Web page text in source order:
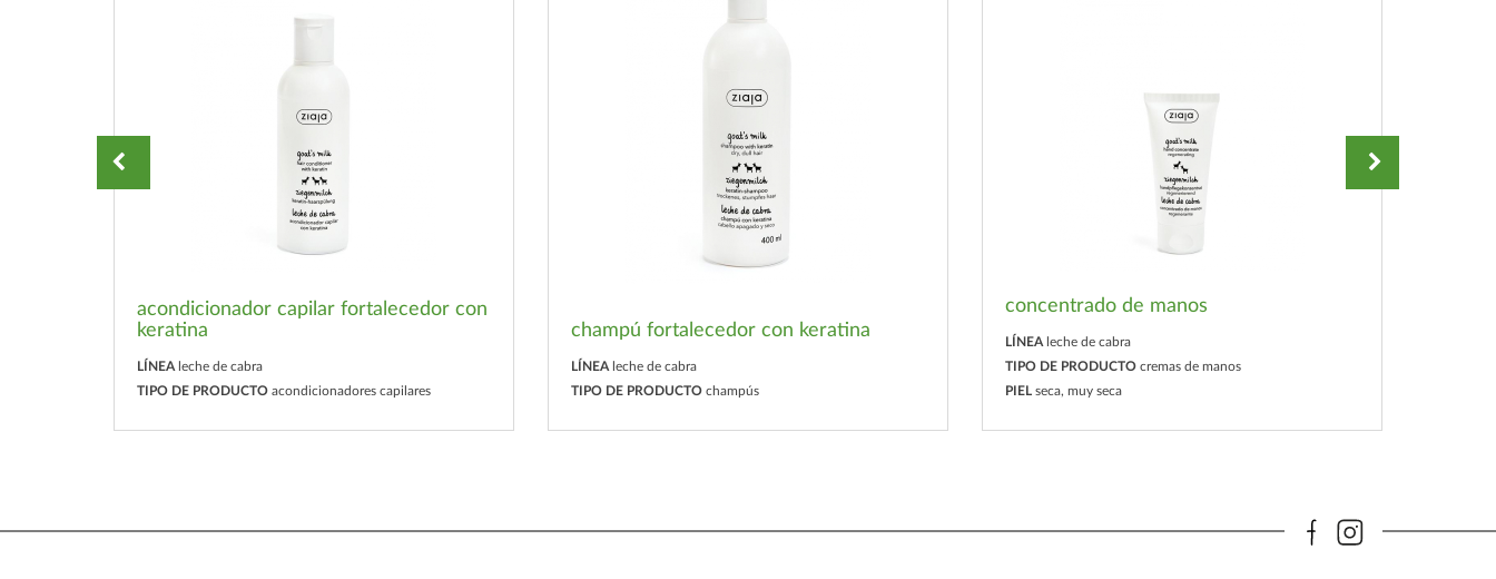
acondicionador capilar fortalecedor con
keratina
LÍNEA leche de cabra
TIPO DE PRODUCTO acondicionadores capilares
champú fortalecedor con keratina
LÍNEA leche de cabra
TIPO DE PRODUCTO champús
concentrado de manos
LÍNEA leche de cabra
TIPO DE PRODUCTO cremas de manos
PIEL seca, muy seca